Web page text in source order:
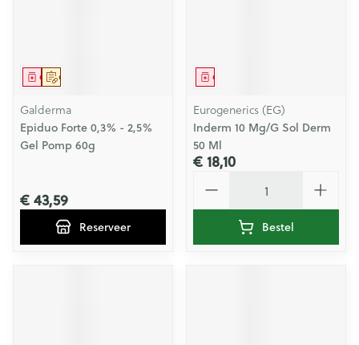
Op voorschrift
Geneesmiddel
Galderma
Epiduo Forte 0,3% - 2,5%
Gel Pomp 60g
€ 43,59
Reserveer
Geneesmiddel
Eurogenerics (EG)
Inderm 10 Mg/G Sol Derm
50 Ml
€ 18,10
Bestel